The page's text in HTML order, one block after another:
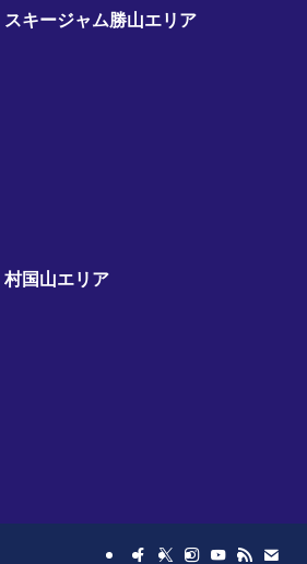
スキージャム勝山エリア
村国山エリア